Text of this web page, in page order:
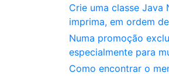
Crie uma classe Java
imprima, em ordem
Numa promoção
especialmente para
Como encontrar o